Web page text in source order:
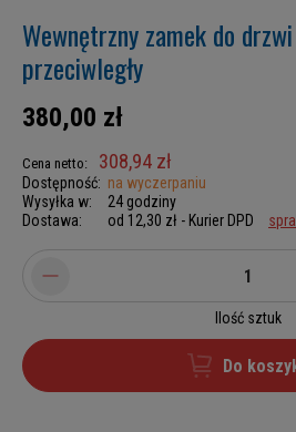
Wewnętrzny zamek do
przeciwległy
380,00 zł
Cena netto: 308,94 zł
Dostępność: na wyczerpaniu
Wysyłka w:
24 godziny
Dostawa:
od 12,30 zł - Kurier DPD
Ilość sztuk
Do